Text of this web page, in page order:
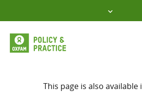
to
content
This page is also available